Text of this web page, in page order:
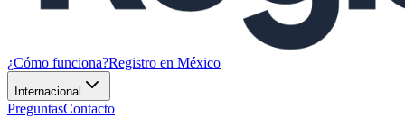
¿Cómo funciona?Registro en México
Internacional
PreguntasContacto